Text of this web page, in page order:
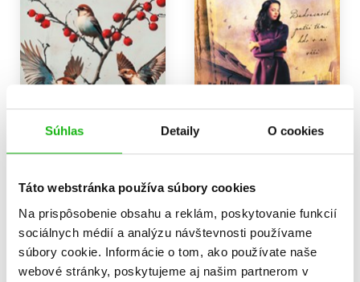
Súhlas Detaily O cookies
Táto webstránka používa súbory cookies
Na prispôsobenie obsahu a reklám, poskytovanie funkcií
sociálnych médií a analýzu návštevnosti používame
súbory cookie. Informácie o tom, ako používate naše
webové stránky, poskytujeme aj našim partnerom v
Barbora Linke
14,02 €
Do košíka
Barbora Linke
14,87 €
Do košíka